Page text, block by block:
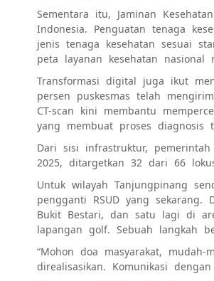
Sementara itu, Jaminan
Indonesia. Penguatan tenaga
jenis tenaga kesehatan sesuai
peta layanan kesehatan nasional
Transformasi digital juga ikut
persen puskesmas telah
CT-scan kini membantu
yang membuat proses diagnosis
Dari sisi infrastruktur,
2025, ditargetkan 32 dari 66
Untuk wilayah Tanjungpinang
pengganti RSUD yang
Bukit Bestari, dan satu lagi di
lapangan golf. Sebuah langkah
“Mohon doa masyarakat,
direalisasikan. Komunikasi